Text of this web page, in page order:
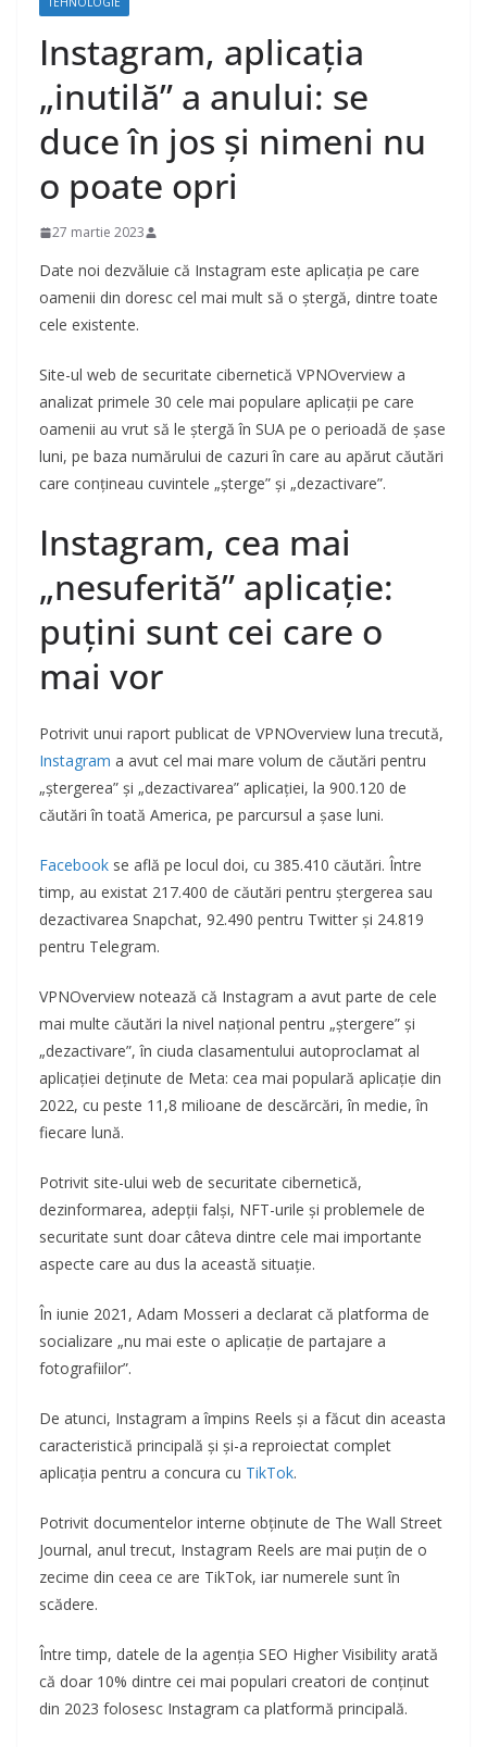
Instagram, aplicația
„inutilă” a anului: se
duce în jos și nimeni nu
o poate opri
27 martie 2023
Date noi dezvăluie că Instagram este aplicația pe care
oamenii din doresc cel mai mult să o ștergă, dintre toate
cele existente.
Site-ul web de securitate cibernetică VPNOverview a
analizat primele 30 cele mai populare aplicații pe care
oamenii au vrut să le ștergă în SUA pe o perioadă de șase
luni, pe baza numărului de cazuri în care au apărut căutări
care conțineau cuvintele „șterge” și „dezactivare”.
Instagram, cea mai
„nesuferită” aplicație:
puțini sunt cei care o
mai vor
Potrivit unui raport publicat de VPNOverview luna trecută,
Instagram a avut cel mai mare volum de căutări pentru
„ștergerea” și „dezactivarea” aplicației, la 900.120 de
căutări în toată America, pe parcursul a șase luni.
Facebook se află pe locul doi, cu 385.410 căutări. Între
timp, au existat 217.400 de căutări pentru ștergerea sau
dezactivarea Snapchat, 92.490 pentru Twitter și 24.819
pentru Telegram.
VPNOverview notează că Instagram a avut parte de cele
mai multe căutări la nivel național pentru „ștergere” și
„dezactivare”, în ciuda clasamentului autoproclamat al
aplicației deținute de Meta: cea mai populară aplicație din
2022, cu peste 11,8 milioane de descărcări, în medie, în
fiecare lună.
Potrivit site-ului web de securitate cibernetică,
dezinformarea, adepții falși, NFT-urile și problemele de
securitate sunt doar câteva dintre cele mai importante
aspecte care au dus la această situație.
În iunie 2021, Adam Mosseri a declarat că platforma de
socializare „nu mai este o aplicație de partajare a
fotografiilor”.
De atunci, Instagram a împins Reels și a făcut din aceasta
caracteristică principală și și-a reproiectat complet
aplicația pentru a concura cu TikTok.
Potrivit documentelor interne obținute de The Wall Street
Journal, anul trecut, Instagram Reels are mai puțin de o
zecime din ceea ce are TikTok, iar numerele sunt în
scădere.
Între timp, datele de la agenția SEO Higher Visibility arată
că doar 10% dintre cei mai populari creatori de conținut
din 2023 folosesc Instagram ca platformă principală.